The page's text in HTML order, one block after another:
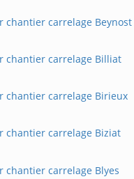
chantier carrelage Beynost
chantier carrelage Billiat
chantier carrelage Birieux
chantier carrelage Biziat
chantier carrelage Blyes